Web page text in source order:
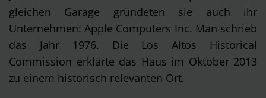
gleichen Garage gründeten sie auch ihr
Unternehmen: Apple Computers Inc. Man schrieb
das Jahr 1976. Die Los Altos Historical
Commission erklärte das Haus im Oktober 2013
zu einem historisch relevanten Ort.